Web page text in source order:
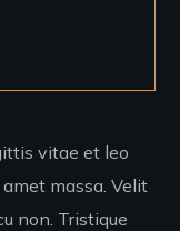
vitae et leo
massa. Velit
non. Tristique